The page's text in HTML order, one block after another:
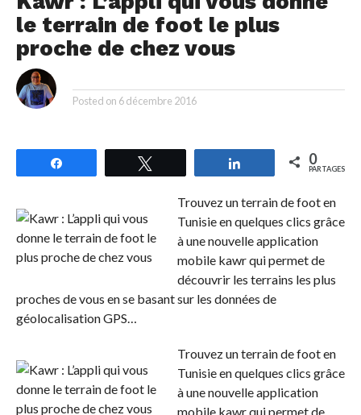
le terrain de foot le plus
proche de chez vous
Posted on 6 décembre 2016
Partagez 0
PARTAGES
Trouvez un terrain de foot en
Tunisie en quelques clics grâce
à une nouvelle application
mobile kawr qui permet de
découvrir les terrains les plus
proches de vous en se basant sur les données de
géolocalisation GPS…
Trouvez un terrain de foot en
Tunisie en quelques clics grâce
à une nouvelle application
mobile kawr qui permet de